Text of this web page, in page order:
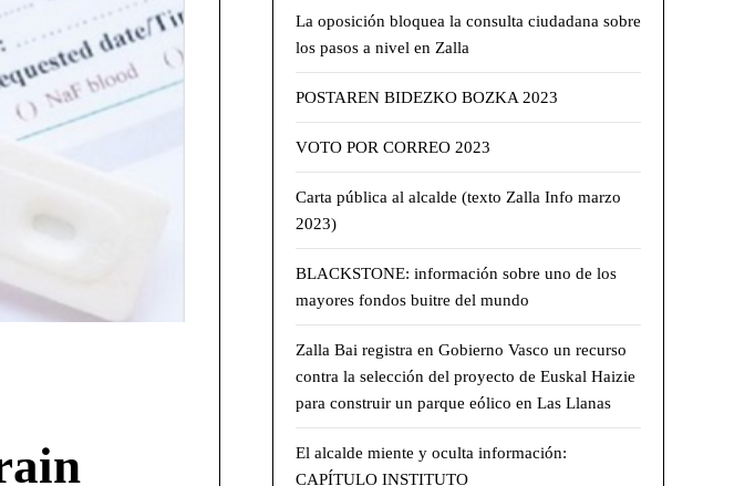
La oposición bloquea la consulta ciudadana sobre
los pasos a nivel en Zalla
POSTAREN BIDEZKO BOZKA 2023
VOTO POR CORREO 2023
Carta pública al alcalde (texto Zalla Info marzo
2023)
BLACKSTONE: información sobre uno de los
mayores fondos buitre del mundo
Zalla Bai registra en Gobierno Vasco un recurso
contra la selección del proyecto de Euskal Haizie
para construir un parque eólico en Las Llanas
El alcalde miente y oculta información:
CAPÍTULO INSTITUTO